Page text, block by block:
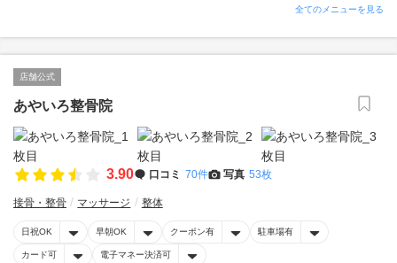
全てのメニューを見る
店舗公式
あやいろ整骨院
3.90 口コミ 70件 写真 53枚
接骨・整骨 マッサージ 整体
日祝OK 早朝OK クーポン有 駐車場有
カード可 電子マネー決済可